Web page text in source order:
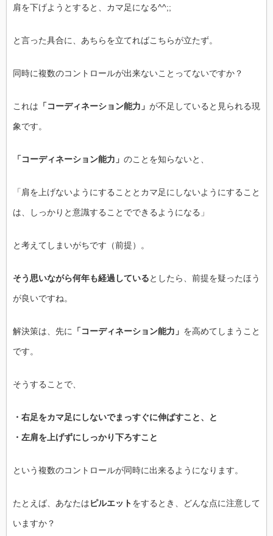
肩を下げようとすると、カマ足になる^^;;
と言った具合に、あちらを立てればこちらが立たず。
同時に複数のコントロールが出来ないことってないですか？
これは 「コーディネーション能力」 が不足していると見られる現
象です。
「コーディネーション能力」 のことを知らないと、
「肩を上げないようにすることとカマ足にしないようにすること
は、しっかりと意識することでできるようになる」
と考えてしまいがちです（前提）。
そう思いながら何年も経過しているとしたら、前提を疑ったほう
が良いですね。
解決策は、先に 「コーディネーション能力」 を高めてしまうこと
です。
そうすることで、
・右足をカマ足にしないでまっすぐに伸ばすこと、と
・左肩を上げずにしっかり下ろすこと
という複数のコントロールが同時に出来るようになります。
たとえば、あなたはピルエットをするとき、どんな点に注意して
いますか？